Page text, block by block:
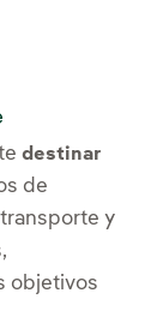
destinar
de
y
objetivos